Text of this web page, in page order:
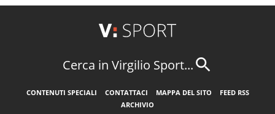
Cerca in Virgilio Sport...
CONTENUTI SPECIALI CONTATTACI MAPPA DEL SITO
FEED RSS
ARCHIVIO